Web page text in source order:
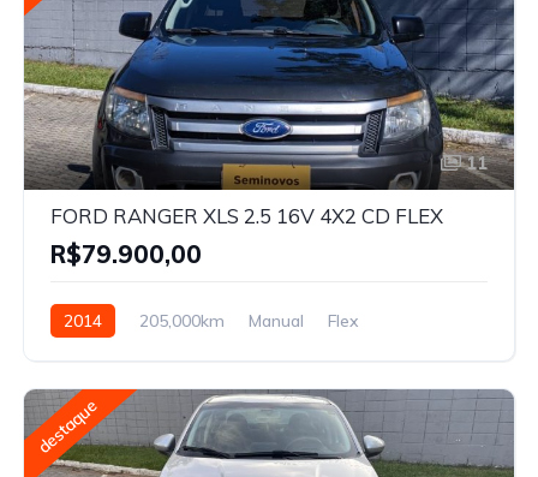
11
FORD RANGER XLS 2.5 16V 4X2 CD FLEX
R$79.900,00
2014 205,000km Manual Flex
destaque